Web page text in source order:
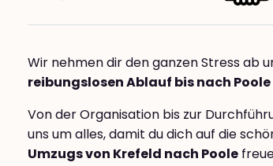
Wir nehmen dir den ganzen Stress ab
reibungslosen Ablauf bis nach Poole
Von der Organisation bis zur
uns um alles, damit du dich auf die
Umzugs von Krefeld nach Poole